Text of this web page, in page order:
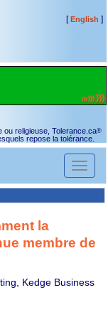
[English ]
ou religieuse, Tolerance.ca®
repose la tolérance.
Toggle
la
membre de
Kedge Business